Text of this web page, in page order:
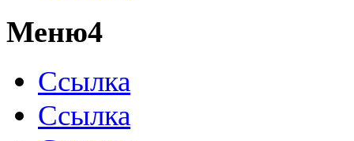
Меню4
Ссылка
Ссылка